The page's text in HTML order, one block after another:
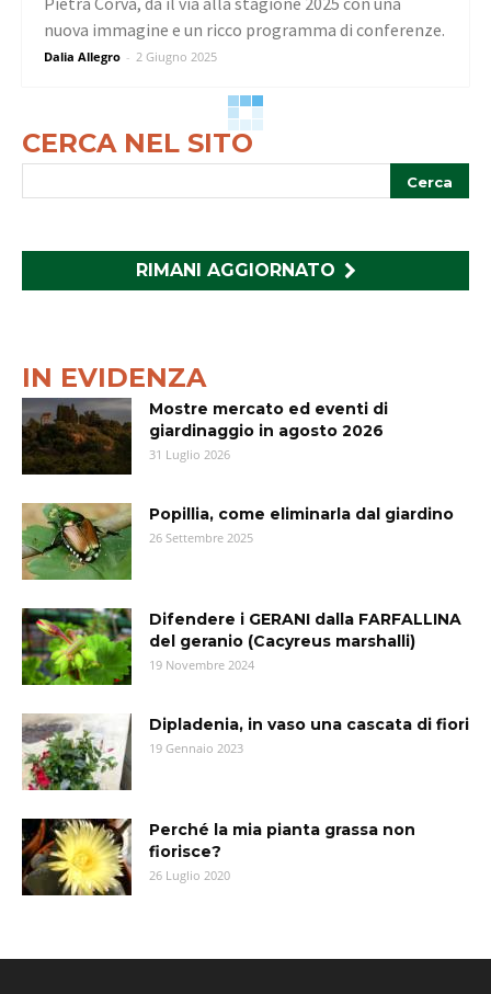
Dalia Allegro - 2 Giugno 2025
nuova immagine e un ricco programma di conferenze.
CERCA NEL SITO
RIMANI AGGIORNATO
IN EVIDENZA
Mostre mercato ed eventi di
giardinaggio in agosto 2026
31 Luglio 2026
Popillia, come eliminarla dal giardino
26 Settembre 2025
Difendere i GERANI dalla FARFALLINA
del geranio (Cacyreus marshalli)
19 Novembre 2024
Dipladenia, in vaso una cascata di fiori
19 Gennaio 2023
Perché la mia pianta grassa non
fiorisce?
26 Luglio 2020